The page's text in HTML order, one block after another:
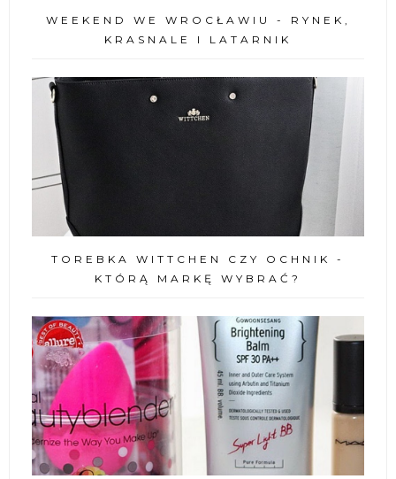
WEEKEND WE WROCŁAWIU - RYNEK,
KRASNALE I LATARNIK
TOREBKA WITTCHEN CZY OCHNIK -
KTÓRĄ MARKĘ WYBRAĆ?